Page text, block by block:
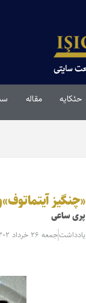
حئکایه مقاله‌
«چنگیز
پری ساعی
یادداشتجمعه ۲۶ خرداد ۱۴۰۲